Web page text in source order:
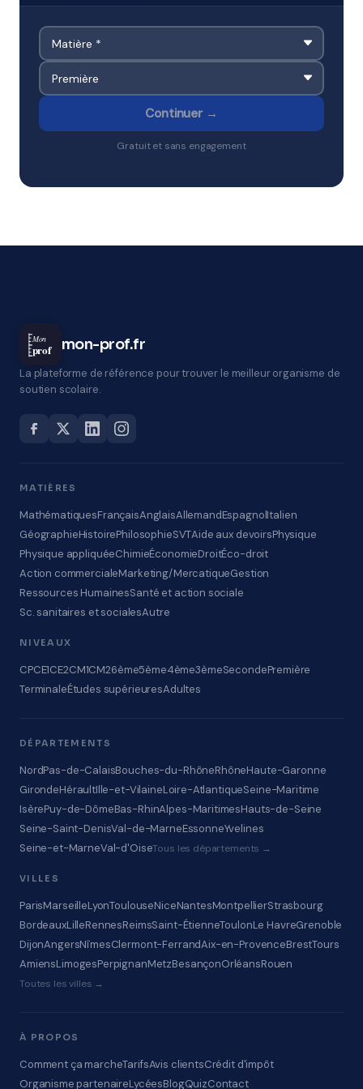
Continuer →
Gratuit et sans engagement
Mon
prof mon-prof.fr
La plateforme de référence pour trouver le meilleur organisme de
soutien scolaire.
MATIÈRES
MathématiquesFrançaisAnglaisAllemandEspagnolItalien
GéographieHistoirePhilosophieSVTAide aux devoirsPhysique
Physique appliquéeChimieÉconomieDroitÉco-droit
Action commercialeMarketing/MercatiqueGestion
Ressources HumainesSanté et action sociale
Sc. sanitaires et socialesAutre
NIVEAUX
CPCE1CE2CM1CM26ème5ème4ème3èmeSecondePremière
TerminaleÉtudes supérieuresAdultes
DÉPARTEMENTS
NordPas-de-CalaisBouches-du-RhôneRhôneHaute-Garonne
GirondeHéraultIlle-et-VilaineLoire-AtlantiqueSeine-Maritime
IsèrePuy-de-DômeBas-RhinAlpes-MaritimesHauts-de-Seine
Seine-Saint-DenisVal-de-MarneEssonneYvelines
Seine-et-MarneVal-d'OiseTous les départements →
VILLES
ParisMarseilleLyonToulouseNiceNantesMontpellierStrasbourg
BordeauxLilleRennesReimsSaint-ÉtienneToulonLe HavreGrenoble
DijonAngersNîmesClermont-FerrandAix-en-ProvenceBrestTours
AmiensLimogesPerpignanMetzBesançonOrléansRouen
Toutes les villes →
À PROPOS
Comment ça marcheTarifsAvis clientsCrédit d'impôt
Organisme partenaireLycéesBlogQuizContact